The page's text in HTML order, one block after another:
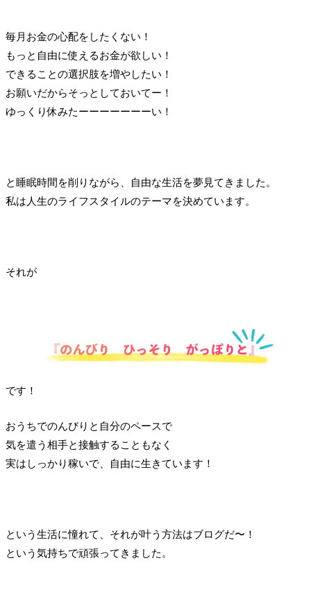
毎月お金の心配をしたくない！
もっと自由に使えるお金が欲しい！
できることの選択肢を増やしたい！
お願いだからそっとしておいてー！
ゆっくり休みたーーーーーーーい！
と睡眠時間を削りながら、自由な生活を夢見てきました。
私は人生のライフスタイルのテーマを決めています。
それが
です！
おうちでのんびりと自分のペースで
気を遣う相手と接触することもなく
実はしっかり稼いで、自由に生きています！
という生活に憧れて、それが叶う方法はブログだ〜！
という気持ちで頑張ってきました。